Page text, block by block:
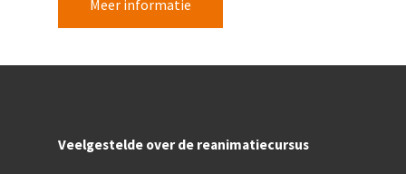
Meer informatie
Veelgestelde over de reanimatiecursus